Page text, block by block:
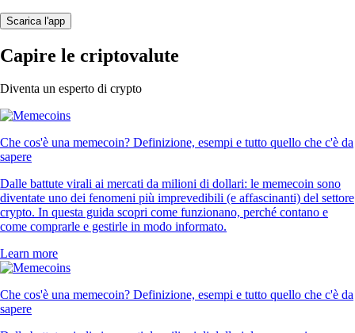
Scarica l'app
Capire le criptovalute
Diventa un esperto di crypto
Che cos'è una memecoin? Definizione, esempi e tutto quello che c'è da
sapere
Dalle battute virali ai mercati da milioni di dollari: le memecoin sono
diventate uno dei fenomeni più imprevedibili (e affascinanti) del settore
crypto. In questa guida scopri come funzionano, perché contano e
come comprarle e gestirle in modo informato.
Learn more
Che cos'è una memecoin? Definizione, esempi e tutto quello che c'è da
sapere